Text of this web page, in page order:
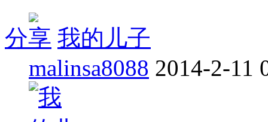
分享 我的儿子
malinsa8088 2014-2-11